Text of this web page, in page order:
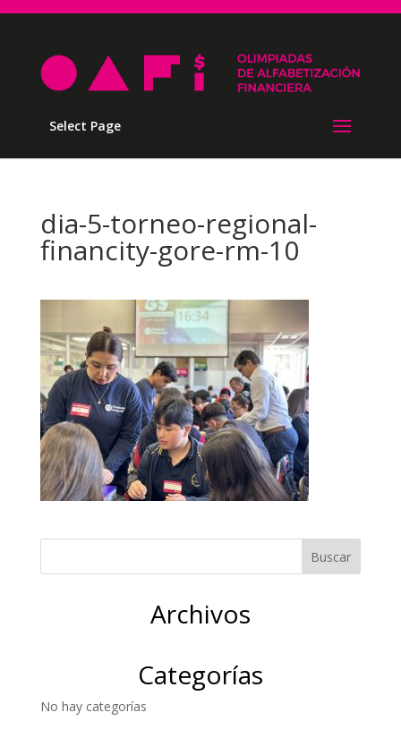
Select Page
dia-5-torneo-regional-
financity-gore-rm-10
Archivos
Categorías
No hay categorías